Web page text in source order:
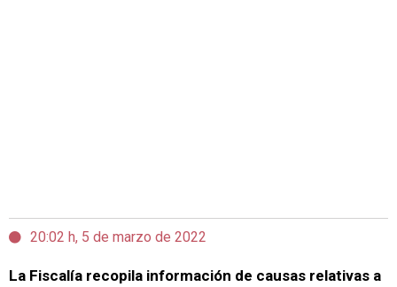
20:02 h, 5 de marzo de 2022
La Fiscalía recopila información de causas relativas a